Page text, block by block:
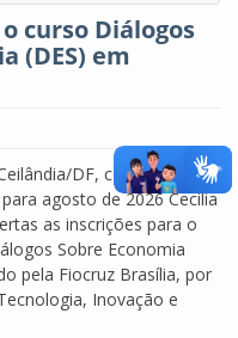
curso Diálogos
(DES) em
DF, com carga
agosto de 2026 Cecilia
as inscrições para o
Sobre Economia
pela Fiocruz Brasília, por
Inovação e